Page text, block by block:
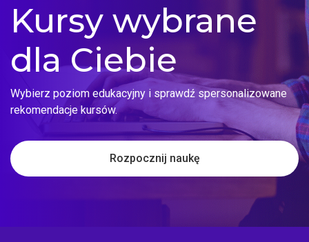
Kursy wybrane
dla Ciebie
Wybierz poziom edukacyjny i sprawdź spersonalizowane
rekomendacje kursów.
Rozpocznij naukę